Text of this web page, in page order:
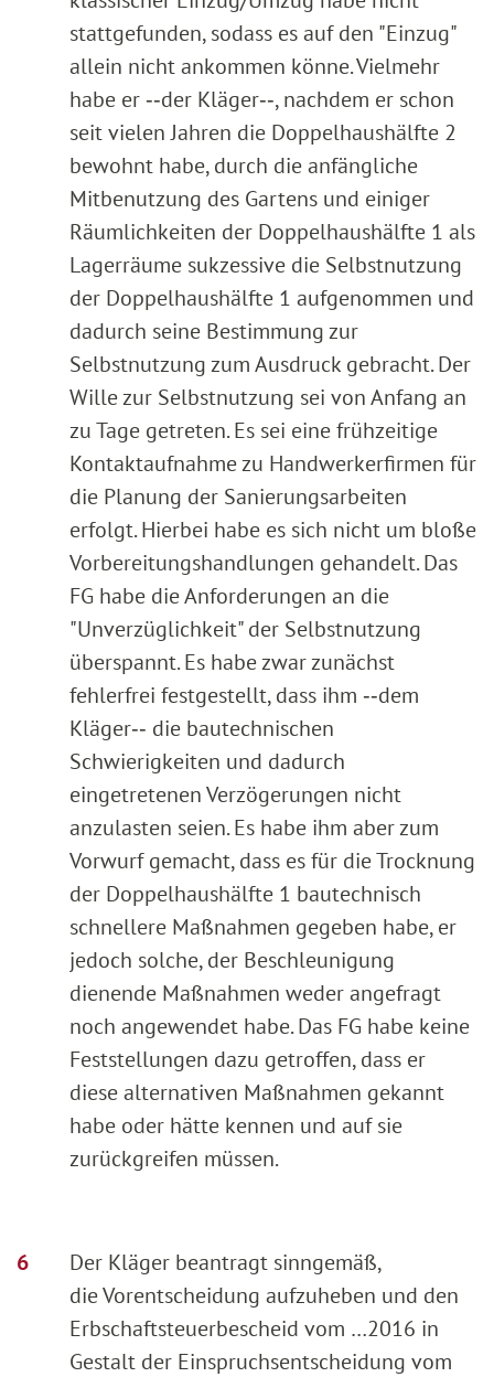
stattgefunden, sodass es auf den "Einzug"
allein nicht ankommen könne. Vielmehr
habe er ‑‑der Kläger‑‑, nachdem er schon
seit vielen Jahren die Doppelhaushälfte 2
bewohnt habe, durch die anfängliche
Mitbenutzung des Gartens und einiger
Räumlichkeiten der Doppelhaushälfte 1 als
Lagerräume sukzessive die Selbstnutzung
der Doppelhaushälfte 1 aufgenommen und
dadurch seine Bestimmung zur
Selbstnutzung zum Ausdruck gebracht. Der
Wille zur Selbstnutzung sei von Anfang an
zu Tage getreten. Es sei eine frühzeitige
Kontaktaufnahme zu Handwerkerfirmen für
die Planung der Sanierungsarbeiten
erfolgt. Hierbei habe es sich nicht um bloße
Vorbereitungshandlungen gehandelt. Das
FG habe die Anforderungen an die
"Unverzüglichkeit" der Selbstnutzung
überspannt. Es habe zwar zunächst
fehlerfrei festgestellt, dass ihm ‑‑dem
Kläger‑‑ die bautechnischen
Schwierigkeiten und dadurch
eingetretenen Verzögerungen nicht
anzulasten seien. Es habe ihm aber zum
Vorwurf gemacht, dass es für die Trocknung
der Doppelhaushälfte 1 bautechnisch
schnellere Maßnahmen gegeben habe, er
jedoch solche, der Beschleunigung
dienende Maßnahmen weder angefragt
noch angewendet habe. Das FG habe keine
Feststellungen dazu getroffen, dass er
diese alternativen Maßnahmen gekannt
habe oder hätte kennen und auf sie
zurückgreifen müssen.
Der Kläger beantragt sinngemäß,
die Vorentscheidung aufzuheben und den
Erbschaftsteuerbescheid vom …2016 in
Gestalt der Einspruchsentscheidung vom